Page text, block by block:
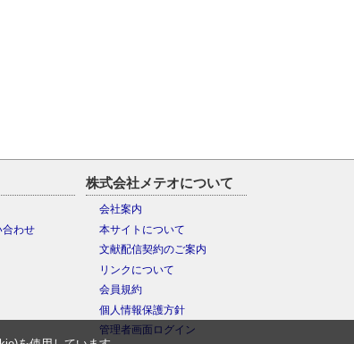
わせ
株式会社メテオについて
会社案内
本サイトについて
文献配信契約のご案内
リンクについて
会員規約
個人情報保護方針
管理者画面ログイン